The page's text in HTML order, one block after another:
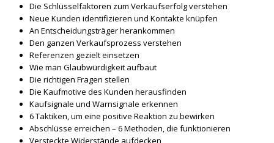
Die Schlüsselfaktoren zum Verkaufserfolg verstehen
Neue Kunden identifizieren und Kontakte knüpfen
An Entscheidungsträger herankommen
Den ganzen Verkaufsprozess verstehen
Referenzen gezielt einsetzen
Wie man Glaubwürdigkeit aufbaut
Die richtigen Fragen stellen
Die Kaufmotive des Kunden herausfinden
Kaufsignale und Warnsignale erkennen
6 Taktiken, um eine positive Reaktion zu bewirken
Abschlüsse erreichen – 6 Methoden, die funktionieren
Versteckte Widerstände aufdecken